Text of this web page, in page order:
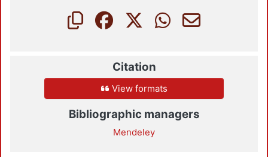
Citation
View formats
Bibliographic managers
Mendeley